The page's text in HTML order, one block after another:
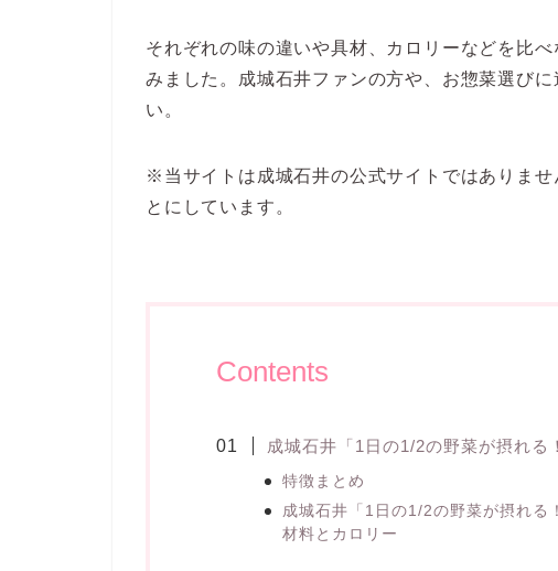
それぞれの味の違いや具材、カロリーなどを比
みました。成城石井ファンの方や、お惣菜選び
い。
※当サイトは成城石井の公式サイトではありま
とにしています。
Contents
成城石井「1日の1/2の野菜が摂れる
特徴まとめ
成城石井「1日の1/2の野菜が摂れる
材料とカロリー